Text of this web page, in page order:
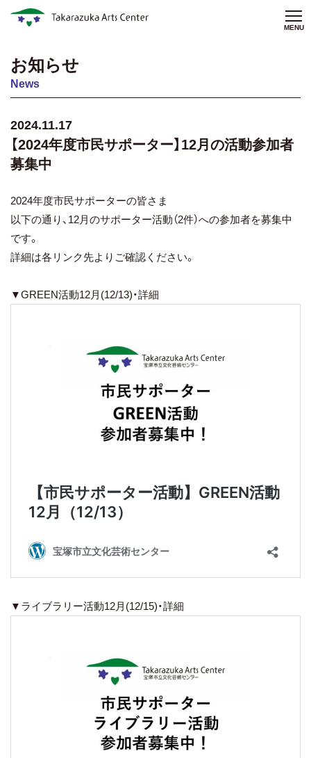
MENU
お知らせ
News
2024.11.17
【2024年度市民サポーター】12月の活動参加者
募集中
2024年度市民サポーターの皆さま
以下の通り、12月のサポーター活動（2件）への参加者を募集中
です。
詳細は各リンク先よりご確認ください。
▼GREEN活動12月(12/13)・詳細
▼ライブラリー活動12月(12/15)・詳細